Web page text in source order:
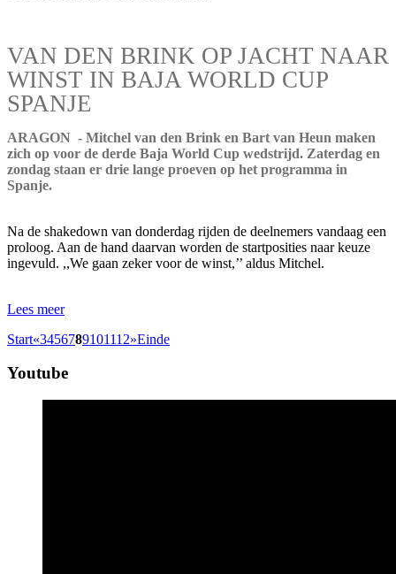
VAN DEN BRINK OP JACHT NAAR
WINST IN BAJA WORLD CUP
SPANJE
ARAGON - Mitchel van den Brink en Bart van Heun maken
zich op voor de derde Baja World Cup wedstrijd. Zaterdag en
zondag staan er drie lange proeven op het programma in
Spanje.
Na de shakedown van donderdag rijden de deelnemers vandaag een
proloog. Aan de hand daarvan worden de startposities naar keuze
ingevuld. ,,We gaan zeker voor de winst,’’ aldus Mitchel.
Lees meer
Start«3456789101112»Einde
Youtube